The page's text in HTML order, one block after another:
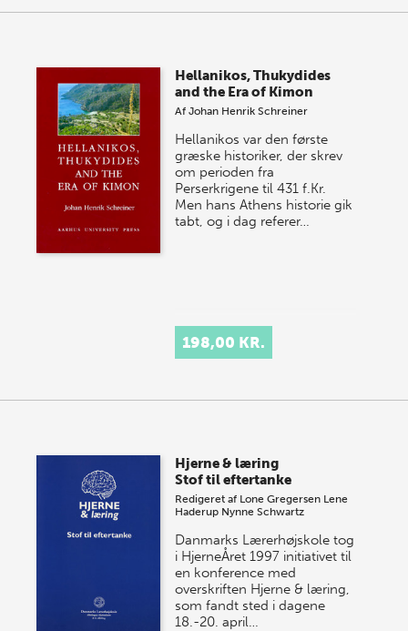
Hellanikos, Thukydides
and the Era of Kimon
AfJohan Henrik Schreiner
Hellanikos var den første
græske historiker, der skrev
om perioden fra
Perserkrigene til 431 f.Kr.
Men hans Athens historie gik
tabt, og i dag referer…
198,00 KR.
Hjerne & læring
Stof til eftertanke
Redigeret af Lone Gregersen Lene
Haderup Nynne Schwartz
Danmarks Lærerhøjskole tog
i HjerneÅret 1997 initiativet til
en konference med
overskriften Hjerne & læring,
som fandt sted i dagene
18.-20. april…